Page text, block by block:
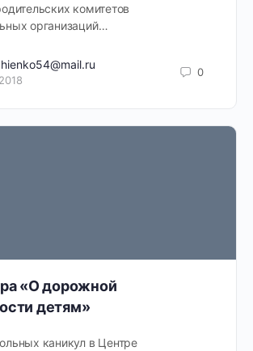
комитетов
организаций…
0
«О дорожной
детям»
каникул в Центре